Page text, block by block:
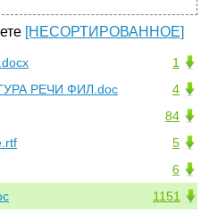
[НЕСОРТИРОВАННОЕ]
1
4
РЕЧИ ФИЛ.doc
84
5
6
1151